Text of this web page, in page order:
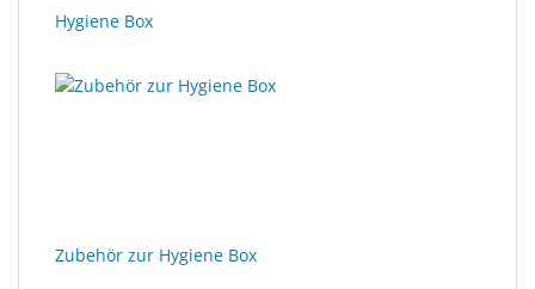
Schleiftechnik
SALE
Hygiene Box
Zubehör zur Hygiene Box